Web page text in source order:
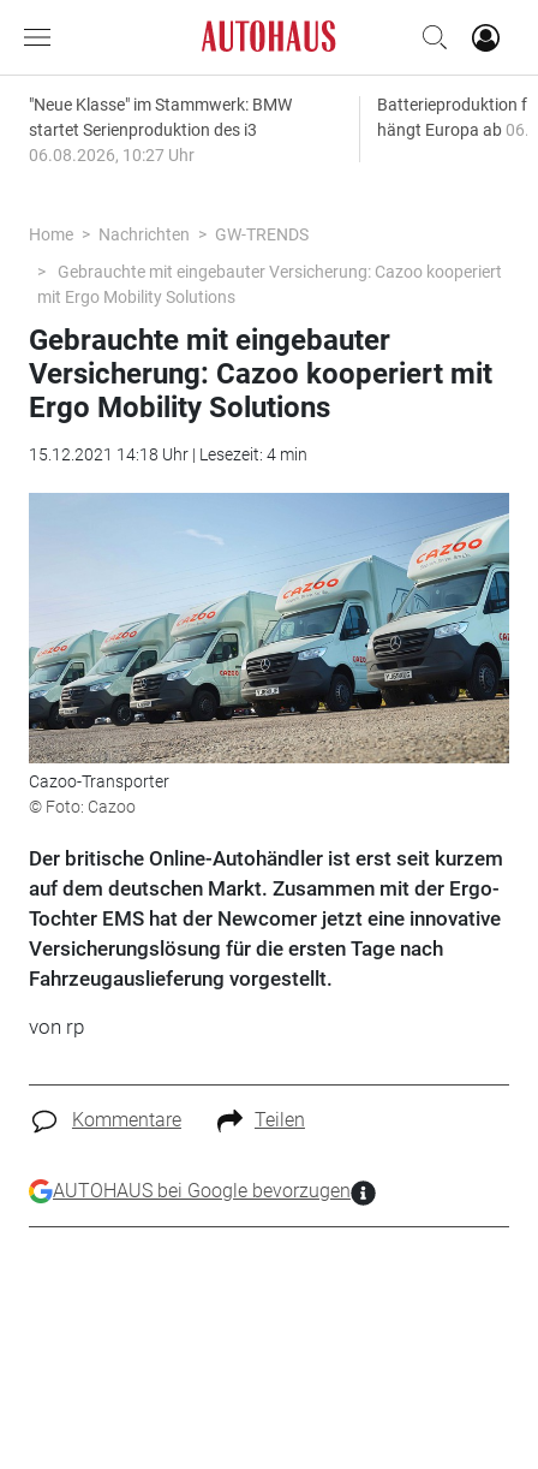
"Neue Klasse" im Stammwerk: BMW
startet Serienproduktion des i3
06.08.2026, 10:27 Uhr
Batterieproduktion
hängt Europa ab
Home Nachrichten
GW-TRENDS
Gebrauchte mit eingebauter Versicherung: Cazoo kooperiert
mit Ergo Mobility Solutions
Gebrauchte mit eingebauter
Versicherung: Cazoo kooperiert mit
Ergo Mobility Solutions
15.12.2021 14:18 Uhr | Lesezeit: 4 min
Cazoo-Transporter
© Foto: Cazoo
Der britische Online-Autohändler ist erst seit kurzem
auf dem deutschen Markt. Zusammen mit der Ergo-
Tochter EMS hat der Newcomer jetzt eine innovative
Versicherungslösung für die ersten Tage nach
Fahrzeugauslieferung vorgestellt.
von rp
Kommentare Teilen
AUTOHAUS bei Google bevorzugen